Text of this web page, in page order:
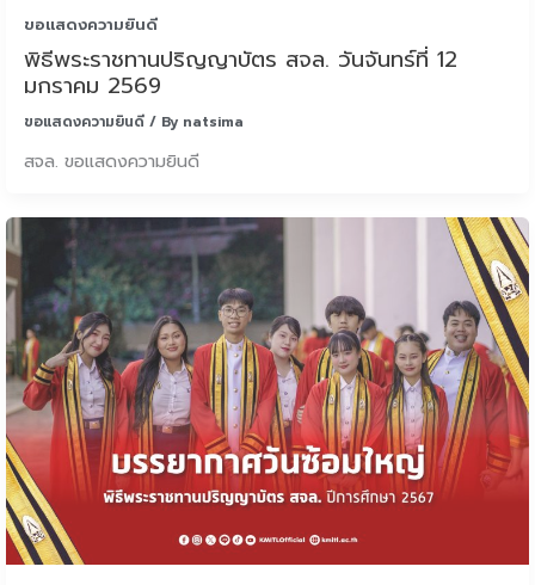
ขอแสดงความยินดี
พิธีพระราชทานปริญญาบัตร สจล. วันจันทร์ที่ 12
มกราคม 2569
ขอแสดงความยินดี / By natsima
สจล. ขอแสดงความยินดี